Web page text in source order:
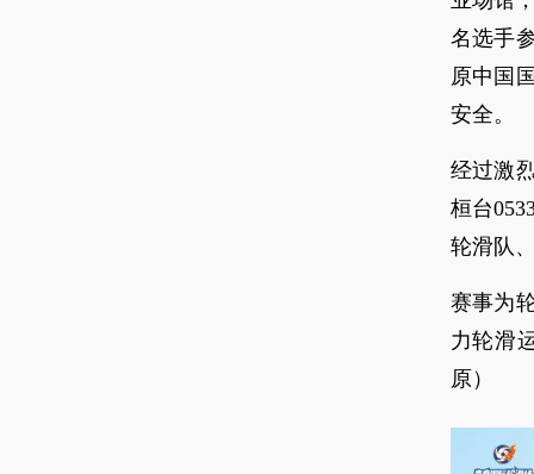
名选手
原中国
安全。
经过激
桓台
轮滑队
赛事为
力轮滑
原）